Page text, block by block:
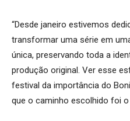
“Desde janeiro estivemos
transformar uma série em
única, preservando toda a
produção original. Ver esse
festival da importância do
que o caminho escolhido foi o